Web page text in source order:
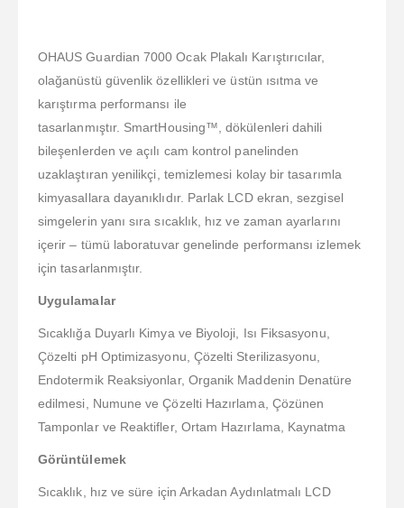
OHAUS Guardian 7000 Ocak Plakalı Karıştırıcılar,
olağanüstü güvenlik özellikleri ve üstün ısıtma ve
karıştırma performansı ile
tasarlanmıştır. SmartHousing™, dökülenleri dahili
bileşenlerden ve açılı cam kontrol panelinden
uzaklaştıran yenilikçi, temizlemesi kolay bir tasarımla
kimyasallara dayanıklıdır. Parlak LCD ekran, sezgisel
simgelerin yanı sıra sıcaklık, hız ve zaman ayarlarını
içerir – tümü laboratuvar genelinde performansı izlemek
için tasarlanmıştır.
Uygulamalar
Sıcaklığa Duyarlı Kimya ve Biyoloji, Isı Fiksasyonu,
Çözelti pH Optimizasyonu, Çözelti Sterilizasyonu,
Endotermik Reaksiyonlar, Organik Maddenin Denatüre
edilmesi, Numune ve Çözelti Hazırlama, Çözünen
Tamponlar ve Reaktifler, Ortam Hazırlama, Kaynatma
Görüntülemek
Sıcaklık, hız ve süre için Arkadan Aydınlatmalı LCD